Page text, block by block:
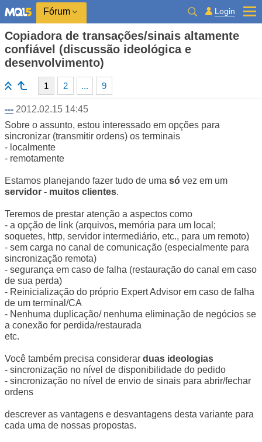
Fórum Login
Copiadora de transações/sinais altamente
confiável (discussão ideológica e
desenvolvimento)
1 2 ... 9
--- 2012.02.15 14:45
Sobre o assunto, estou interessado em opções para
sincronizar (transmitir ordens) os terminais
- localmente
- remotamente
Estamos planejando fazer tudo de uma só vez em um
servidor - muitos clientes.
Teremos de prestar atenção a aspectos como
- a opção de link (arquivos, memória para um local;
soquetes, http, servidor intermediário, etc., para um remoto)
- sem carga no canal de comunicação (especialmente para
sincronização remota)
- segurança em caso de falha (restauração do canal em caso
de sua perda)
- Reinicialização do próprio Expert Advisor em caso de falha
de um terminal/CA
- Nenhuma duplicação/ nenhuma eliminação de negócios se
a conexão for perdida/restaurada
etc.
Você também precisa considerar duas ideologias
- sincronização no nível de disponibilidade do pedido
- sincronização no nível de envio de sinais para abrir/fechar
ordens
descrever as vantagens e desvantagens desta variante para
cada uma de nossas propostas.